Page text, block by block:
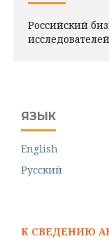
Российский
исследователей
ЯЗЫК
English
Русский
К СВЕДЕНИЮ